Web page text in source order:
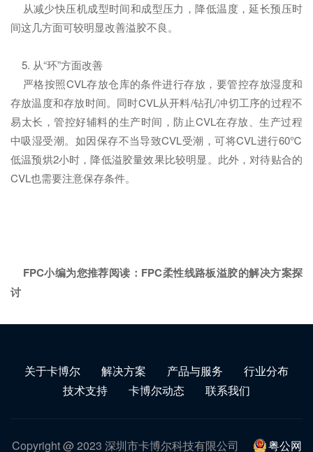
从减少快压机成型时间和成型压力，降低温度，延长预压时
间这几方面可较明显改善溢胶不良。
5. 从“环”方面改善
严格按照CVL存放仓库的条件进行存放，要管控存放湿度和
存放温度和存放时间。同时CVL从开料/钻孔/冲切工序的过程不
易太长，管控好辅料的生产时间，防止CVL在存放、生产过程
中吸湿受潮。如因保存不当导致CVL受潮，可将CVL进行60℃
低温预烘2小时，降低溢胶量效果比较明显。此外，对待贴合的
CVL也需要注意保存条件。
FPC小编为您推荐阅读： FPC柔性线路板溢胶的解决方案探
讨
关于卡博尔 解决方案 产品与服务
行业分布
技术支持
卡博尔动态 联系我们
Copyright @ 2023 深圳市卡博尔科技有限公司 粤公网